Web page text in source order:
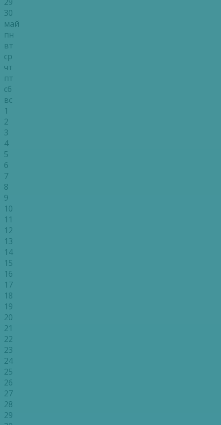
30
май
пн
вт
ср
чт
пт
сб
вс
1
2
3
4
5
6
7
8
9
10
11
12
13
14
15
16
17
18
19
20
21
22
23
24
25
26
27
28
29